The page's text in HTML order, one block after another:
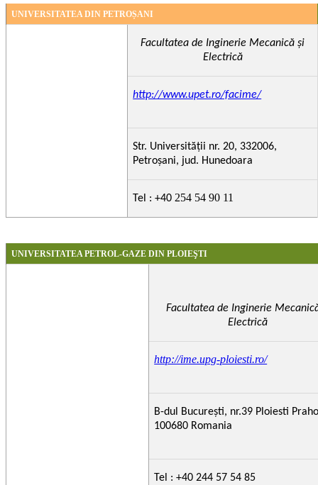
UNIVERSITATEA DIN PETROȘANI
Facultatea de Inginerie Mecanică şi
Electrică
http://www.upet.ro/facime/
Str. Universității nr. 20, 332006,
Petroșani, jud. Hunedoara
Tel : +40254 54 90 11
UNIVERSITATEA PETROL-GAZE DIN PLOIEŞTI
Facultatea de Inginerie
Electrică
http://ime.upg-ploiesti.ro/
B-dul Bucureşti, nr.39 Ploiesti
100680 Romania
Tel : +40 244 57 54 85